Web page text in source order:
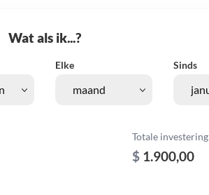
Wat als ik...?
Elke Sinds
Totale investering
$ 1.900,00